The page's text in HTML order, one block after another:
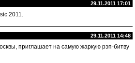
29.11.2011 17:01
2011.
29.11.2011 14:48
приглашает на самую жаркую рэп-битву